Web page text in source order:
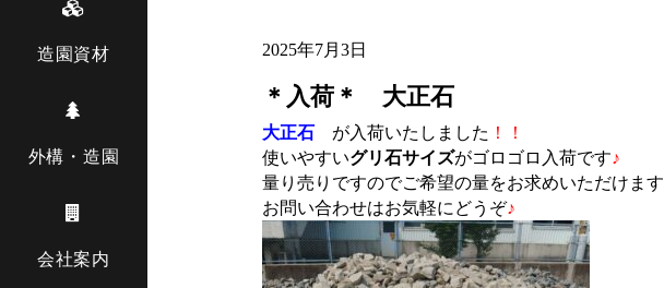
造園資材
外構・造園
会社案内
2025年7月3日
＊入荷＊ 大正石
大正石が入荷いたしました ！！
使いやすいグリ石サイズがゴロゴロ入荷です♪
量り売りですのでご希望の量をお求めいただけます
お問い合わせはお気軽にどうぞ♪